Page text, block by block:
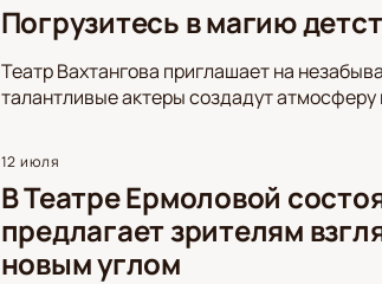
Погрузитесь в магию
Театр Вахтангова приглашает на
талантливые актеры создадут
12 июля
В Театре Ермоловой
предлагает зрителям
новым углом